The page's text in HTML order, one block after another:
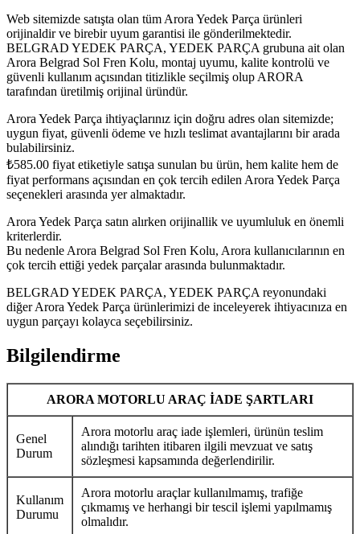
Web sitemizde satışta olan tüm Arora Yedek Parça ürünleri
orijinaldir ve birebir uyum garantisi ile gönderilmektedir.
BELGRAD YEDEK PARÇA, YEDEK PARÇA grubuna ait olan
Arora Belgrad Sol Fren Kolu, montaj uyumu, kalite kontrolü ve
güvenli kullanım açısından titizlikle seçilmiş olup ARORA
tarafından üretilmiş orijinal üründür.
Arora Yedek Parça ihtiyaçlarınız için doğru adres olan sitemizde;
uygun fiyat, güvenli ödeme ve hızlı teslimat avantajlarını bir arada
bulabilirsiniz.
₺585.00 fiyat etiketiyle satışa sunulan bu ürün, hem kalite hem de
fiyat performans açısından en çok tercih edilen Arora Yedek Parça
seçenekleri arasında yer almaktadır.
Arora Yedek Parça satın alırken orijinallik ve uyumluluk en önemli
kriterlerdir.
Bu nedenle Arora Belgrad Sol Fren Kolu, Arora kullanıcılarının en
çok tercih ettiği yedek parçalar arasında bulunmaktadır.
BELGRAD YEDEK PARÇA, YEDEK PARÇA reyonundaki
diğer Arora Yedek Parça ürünlerimizi de inceleyerek ihtiyacınıza en
uygun parçayı kolayca seçebilirsiniz.
Bilgilendirme
ARORA MOTORLU ARAÇ İADE ŞARTLARI
Genel
Durum
Arora motorlu araç iade işlemleri, ürünün teslim
alındığı tarihten itibaren ilgili mevzuat ve satış
sözleşmesi kapsamında değerlendirilir.
Kullanım
Durumu
Arora motorlu araçlar kullanılmamış, trafiğe
çıkmamış ve herhangi bir tescil işlemi yapılmamış
olmalıdır.